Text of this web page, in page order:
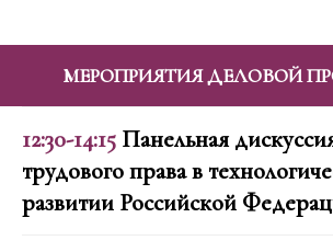
МЕРОПРИЯТИЯ ДЕЛОВОЙ
12:30-14:15 Панельная
трудового права в
развитии Российской